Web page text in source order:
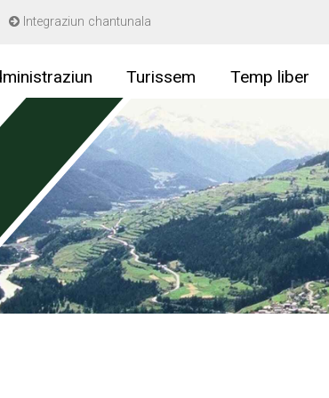
Integraziun chantunala
Turissem Temp liber